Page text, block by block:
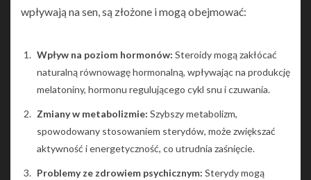
wpływają na sen, są złożone i mogą obejmować:
Wpływ na poziom hormonów: Steroidy mogą zakłócać
naturalną równowagę hormonalną, wpływając na produkcję
melatoniny, hormonu regulującego cykl snu i czuwania.
Zmiany w metabolizmie: Szybszy metabolizm,
spowodowany stosowaniem sterydów, może zwiększać
aktywność i energetyczność, co utrudnia zaśnięcie.
Problemy ze zdrowiem psychicznym: Sterydy mogą